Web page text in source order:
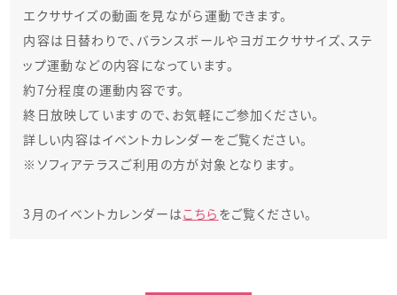
エクササイズの動画を見ながら運動できます。
内容は日替わりで、バランスボールやヨガエクササイズ、ステ
ップ運動などの内容になっています。
約7分程度の運動内容です。
終日放映していますので、お気軽にご参加ください。
詳しい内容はイベントカレンダーをご覧ください。
※ソフィアテラスご利用の方が対象となります。
3月のイベントカレンダーはこちら をご覧ください。